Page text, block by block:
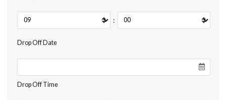
:
Drop Off Date
Drop Off Time